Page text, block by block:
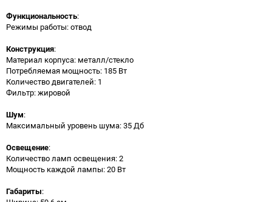
Функциональность:
Режимы работы: отвод
Конструкция:
Материал корпуса: металл/стекло
Потребляемая мощность: 185 Вт
Количество двигателей: 1
Фильтр: жировой
Шум:
Максимальный уровень шума: 35 Дб
Освещение:
Количество ламп освещения: 2
Мощность каждой лампы: 20 Вт
Габариты: